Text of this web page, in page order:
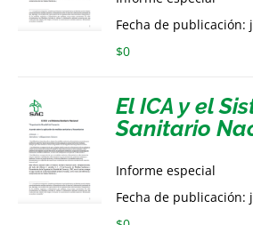
Fecha de publicación:
$0
El ICA y el
Sanitario
Informe especial
Fecha de publicación: